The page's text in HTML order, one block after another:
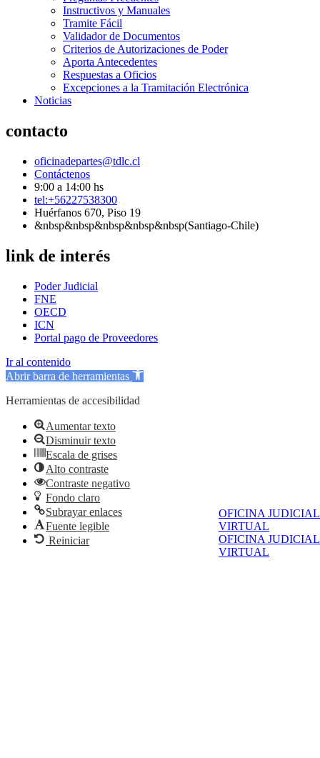
OFICINA JUDICIAL
VIRTUAL
OFICINA JUDICIAL
VIRTUAL
Instructivos y Manuales
Tramite Fácil
Validador de Documentos
Criterios de Autorizaciones de Poder
Aporta Antecedentes
Respuestas a Oficios
Excepciones a la Tramitación Electrónica
Noticias
contacto
oficinadepartes@tdlc.cl
Contáctenos
9:00 a 14:00 hs
tel:+56227538300
Huérfanos 670, Piso 19
&nbsp&nbsp&nbsp&nbsp&nbsp(Santiago-Chile)
link de interés
Poder Judicial
FNE
OECD
ICN
Portal pago de Proveedores
Ir al contenido
Abrir barra de herramientas
Herramientas de accesibilidad
Aumentar texto
Disminuir texto
Escala de grises
Alto contraste
Contraste negativo
Fondo claro
Subrayar enlaces
Fuente legible
Reiniciar